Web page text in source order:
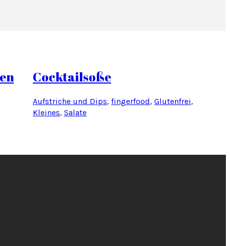
Cocktailsoße
Aufstriche und Dips, fingerfood, Glutenfrei
Kleines, Salate